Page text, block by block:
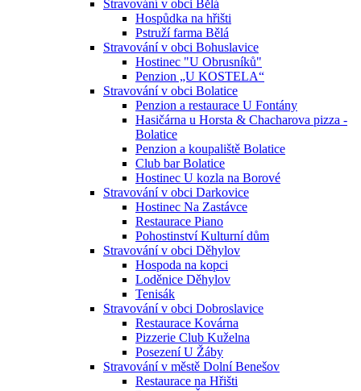
Stravování v obci Bělá
Hospůdka na hřišti
Pstruží farma Bělá
Stravování v obci Bohuslavice
Hostinec "U Obrusníků"
Penzion „U KOSTELA“
Stravování v obci Bolatice
Penzion a restaurace U Fontány
Hasičárna u Horsta & Chacharova pizza -
Bolatice
Penzion a koupaliště Bolatice
Club bar Bolatice
Hostinec U kozla na Borové
Stravování v obci Darkovice
Hostinec Na Zastávce
Restaurace Piano
Pohostinství Kulturní dům
Stravování v obci Děhylov
Hospoda na kopci
Loděnice Děhylov
Tenisák
Stravování v obci Dobroslavice
Restaurace Kovárna
Pizzerie Club Kuželna
Posezení U Žáby
Stravování v městě Dolní Benešov
Restaurace na Hřišti